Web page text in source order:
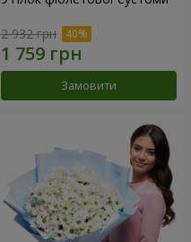
2 932 грн
Замовити